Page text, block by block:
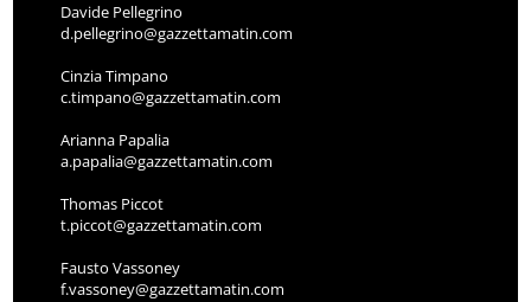
Davide Pellegrino
d.pellegrino@gazzettamatin.com
Cinzia Timpano
c.timpano@gazzettamatin.com
Arianna Papalia
a.papalia@gazzettamatin.com
Thomas Piccot
t.piccot@gazzettamatin.com
Fausto Vassoney
f.vassoney@gazzettamatin.com